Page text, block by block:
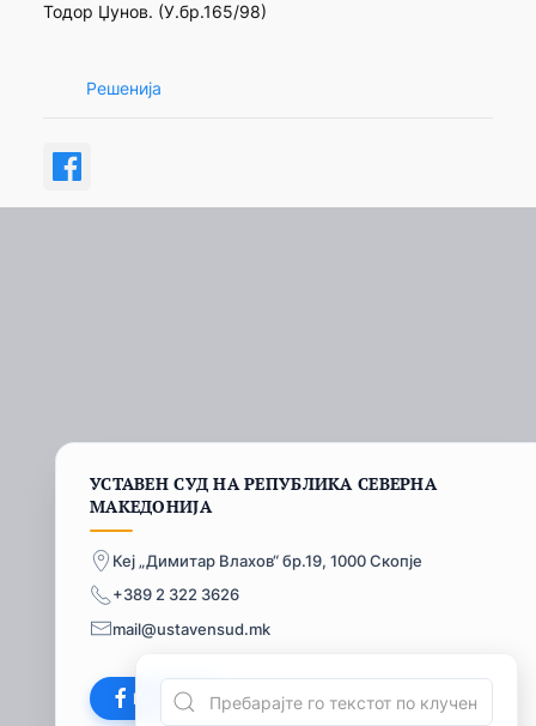
Тодор Џунов. (У.бр.165/98)
Решенија
УСТАВЕН СУД НА РЕПУБЛИКА СЕВЕРНА
МАКЕДОНИЈА
Кеј „Димитар Влахов“ бр.19, 1000 Скопје
+389 2 322 3626
mail@ustavensud.mk
Facebook